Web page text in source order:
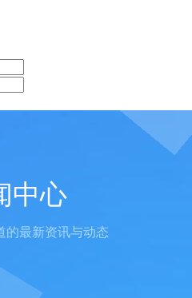
中心
的最新资讯与动态